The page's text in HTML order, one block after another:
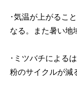
･気温が上がるこ
なる。また暑い地
･ミツバチによる
粉のサイクルが減